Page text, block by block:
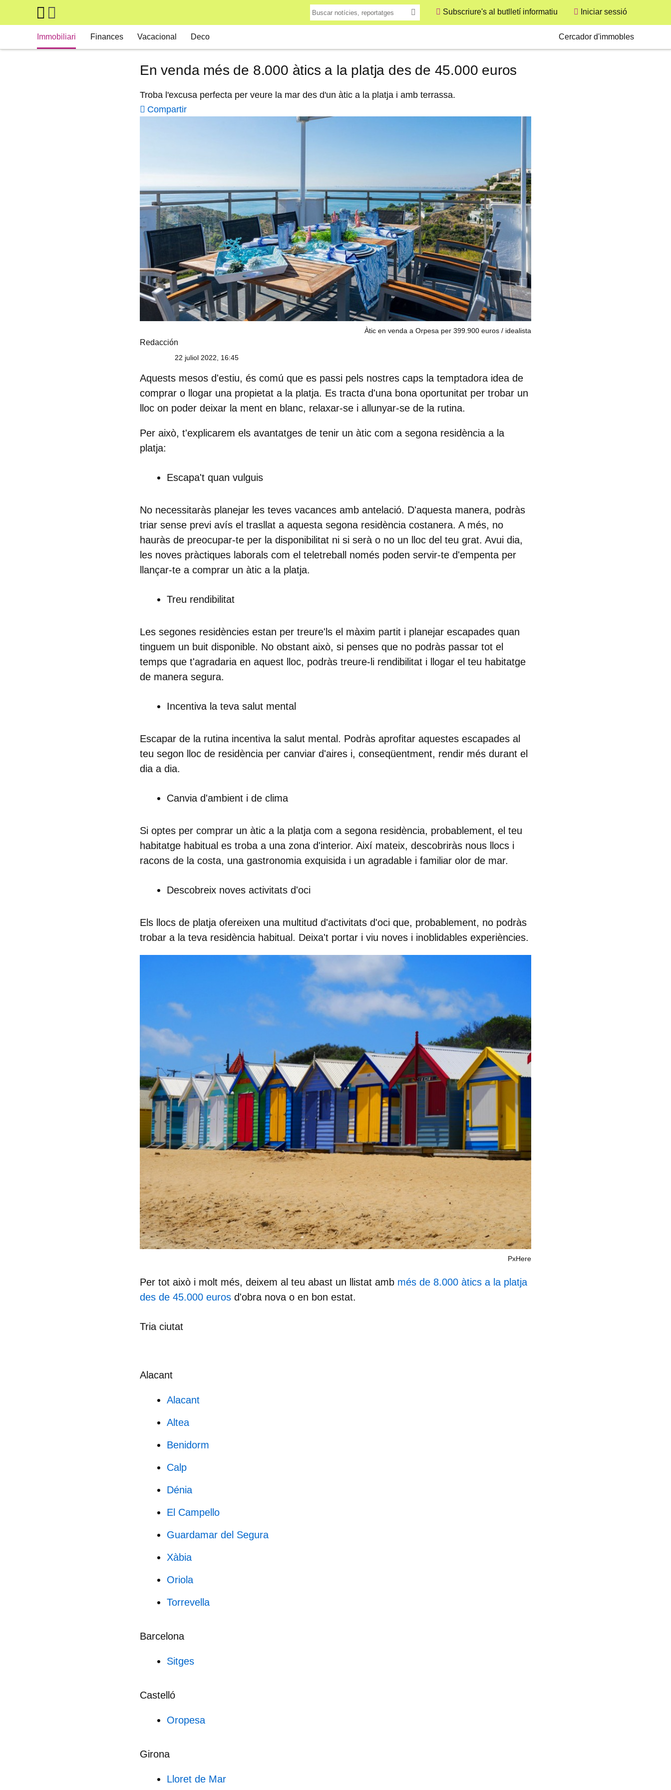
Skip to main content
Subscriure's al butlletí informatiu
User
Iniciar sessió
Immobiliari Finances Vacacional Deco Cercador d'immobles
En venda més de 8.000 àtics a la platja des de 45.000 euros
Troba l'excusa perfecta per veure la mar des d'un àtic a la platja i amb terrassa.
Compartir
Àtic en venda a Orpesa per 399.900 euros idealista
Redacción
22 juliol 2022, 16:45
Aquests mesos d'estiu, és comú que es passi pels nostres caps la temptadora idea de
comprar o llogar una propietat a la platja. Es tracta d'una bona oportunitat per trobar un
lloc on poder deixar la ment en blanc, relaxar-se i allunyar-se de la rutina.
Per això, t'explicarem els avantatges de tenir un àtic com a segona residència a la
platja:
Escapa't quan vulguis
No necessitaràs planejar les teves vacances amb antelació. D'aquesta manera, podràs
triar sense previ avís el trasllat a aquesta segona residència costanera. A més, no
hauràs de preocupar-te per la disponibilitat ni si serà o no un lloc del teu grat. Avui dia,
les noves pràctiques laborals com el teletreball només poden servir-te d'empenta per
llançar-te a comprar un àtic a la platja.
Treu rendibilitat
Les segones residències estan per treure'ls el màxim partit i planejar escapades quan
tinguem un buit disponible. No obstant això, si penses que no podràs passar tot el
temps que t'agradaria en aquest lloc, podràs treure-li rendibilitat i llogar el teu habitatge
de manera segura.
Incentiva la teva salut mental
Escapar de la rutina incentiva la salut mental. Podràs aprofitar aquestes escapades al
teu segon lloc de residència per canviar d'aires i, conseqüentment, rendir més durant el
dia a dia.
Canvia d'ambient i de clima
Si optes per comprar un àtic a la platja com a segona residència, probablement, el teu
habitatge habitual es troba a una zona d'interior. Així mateix, descobriràs nous llocs i
racons de la costa, una gastronomia exquisida i un agradable i familiar olor de mar.
Descobreix noves activitats d'oci
Els llocs de platja ofereixen una multitud d'activitats d'oci que, probablement, no podràs
trobar a la teva residència habitual. Deixa't portar i viu noves i inoblidables experiències.
PxHere
Per tot això i molt més, deixem al teu abast un llistat amb més de 8.000 àtics a la platja
des de 45.000 euros d'obra nova o en bon estat.
Tria ciutat
Alacant
Alacant
Altea
Benidorm
Calp
Dénia
El Campello
Guardamar del Segura
Xàbia
Oriola
Torrevella
Barcelona
Sitges
Castelló
Oropesa
Girona
Lloret de Mar